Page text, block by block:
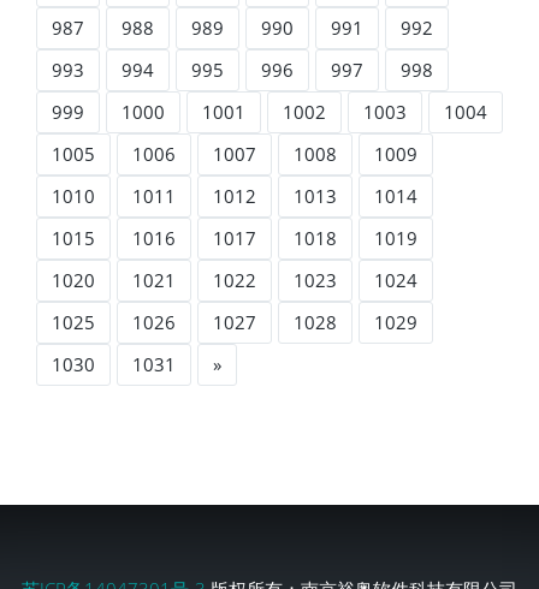
987
988 989 990 991
992
993
994 995 996 997
998
999
1000 1001 1002 1003
1004
1005
1006 1007 1008
1009
1010
1011 1012 1013
1014
1015
1016 1017 1018
1019
1020
1021 1022 1023
1024
1025
1026 1027 1028
1029
1030
1031 »